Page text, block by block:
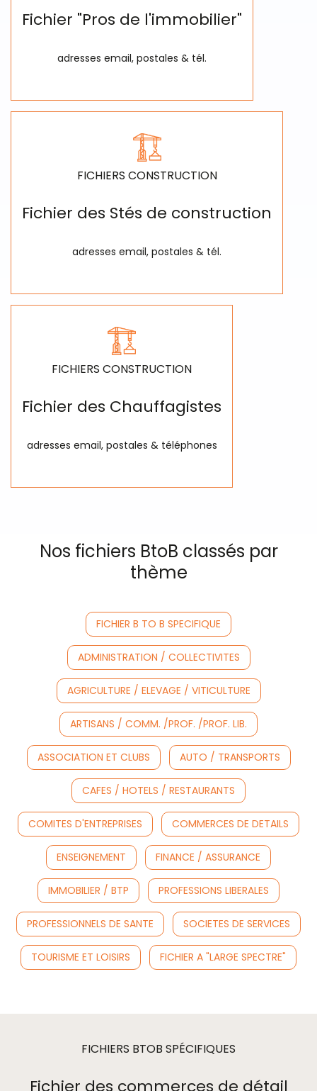
Fichier "Pros de l'immobilier"
adresses email, postales & tél.
FICHIERS CONSTRUCTION
Fichier des Stés de construction
adresses email, postales & tél.
FICHIERS CONSTRUCTION
Fichier des Chauffagistes
adresses email, postales & téléphones
Nos fichiers BtoB classés par
thème
FICHIER B TO B SPECIFIQUE
ADMINISTRATION / COLLECTIVITES
AGRICULTURE / ELEVAGE / VITICULTURE
ARTISANS / COMM. /PROF. /PROF. LIB.
ASSOCIATION ET CLUBS AUTO / TRANSPORTS
CAFES / HOTELS / RESTAURANTS
COMITES D'ENTREPRISES COMMERCES DE DETAILS
ENSEIGNEMENT FINANCE / ASSURANCE
IMMOBILIER / BTP PROFESSIONS LIBERALES
PROFESSIONNELS DE SANTE SOCIETES DE SERVICES
TOURISME ET LOISIRS FICHIER A "LARGE SPECTRE"
FICHIERS BTOB SPÉCIFIQUES
Fichier des commerces de détail